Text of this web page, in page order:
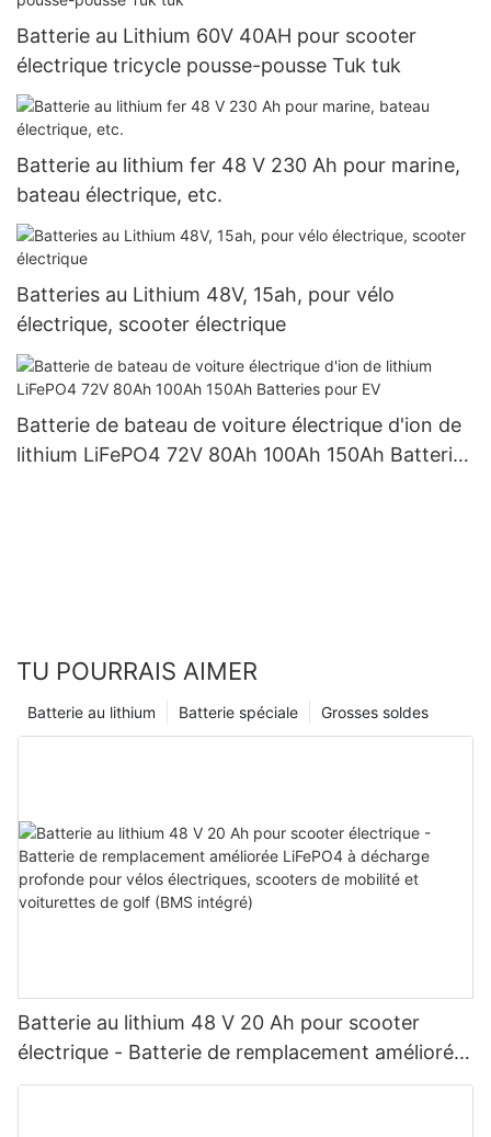
Batterie au Lithium 60V 40AH pour scooter
électrique tricycle pousse-pousse Tuk tuk
Batterie au lithium fer 48 V 230 Ah pour marine,
bateau électrique, etc.
Batteries au Lithium 48V, 15ah, pour vélo
électrique, scooter électrique
Batterie de bateau de voiture électrique d'ion de
lithium LiFePO4 72V 80Ah 100Ah 150Ah Batteries
TU POURRAIS AIMER
Grosses soldes
Batterie spéciale
Batterie au lithium
Batterie au lithium 48 V 20 Ah pour scooter
électrique - Batterie de remplacement améliorée
LiFePO4 à décharge profonde pour vélos